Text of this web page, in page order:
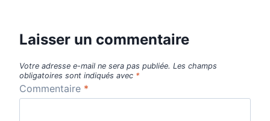
Laisser un commentaire
Votre adresse e-mail ne sera pas publiée. Les champs
obligatoires sont indiqués avec *
Commentaire *